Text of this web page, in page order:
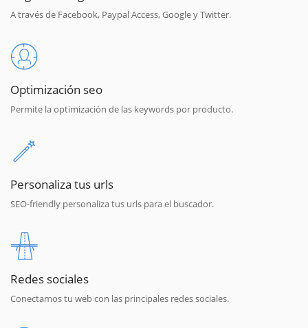
A través de Facebook, Paypal Access, Google y Twitter.
Optimización seo
Permite la optimización de las keywords por producto.
Personaliza tus urls
SEO-friendly personaliza tus urls para el buscador.
Redes sociales
Conectamos tu web con las principales redes sociales.